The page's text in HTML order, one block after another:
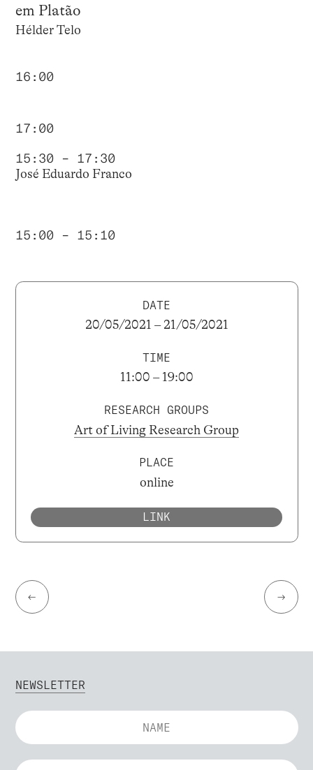
em Platão
Hélder Telo
16:00
17:00
15:30 – 17:30
José Eduardo Franco
15:00 – 15:10
DATE
20/05/2021 – 21/05/2021
TIME
11:00 – 19:00
RESEARCH GROUPS
Art of Living Research Group
PLACE
online
LINK
← →
NEWSLETTER